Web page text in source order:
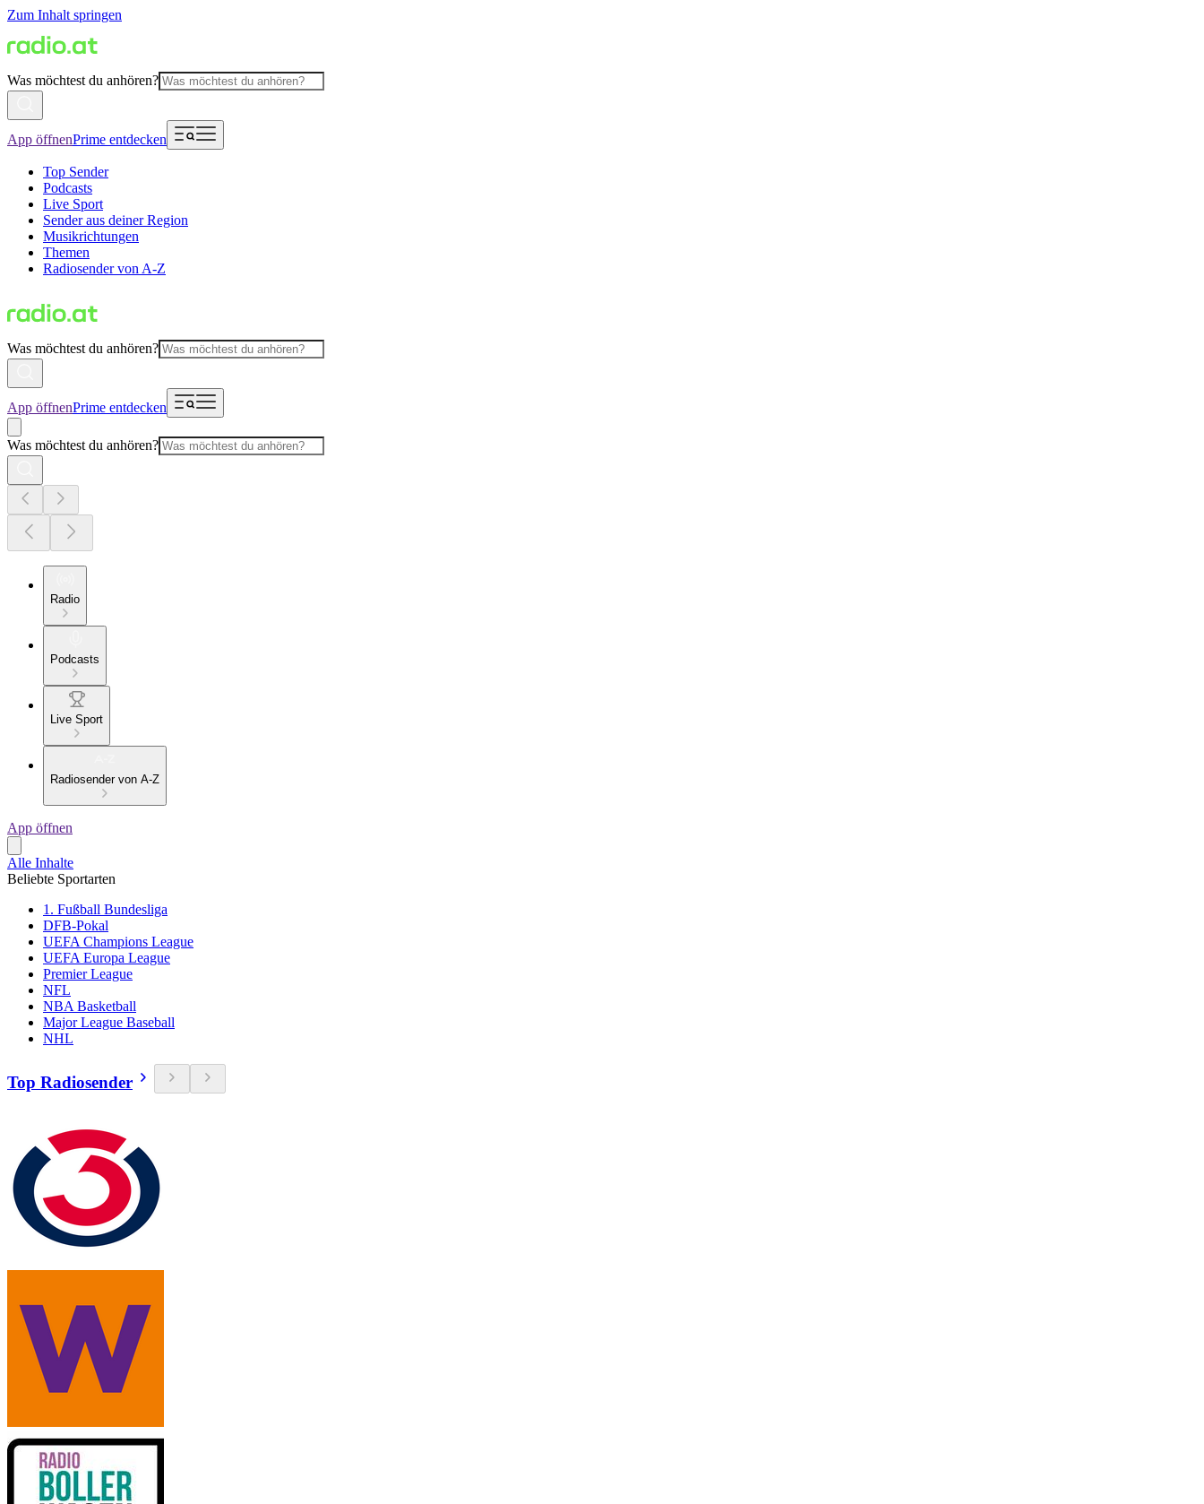
Zum Inhalt springen
Was möchtest du anhören?
App öffnenPrime entdecken
Top Sender
Podcasts
Live Sport
Sender aus deiner Region
Musikrichtungen
Themen
Radiosender von A-Z
Was möchtest du anhören?
App öffnenPrime entdecken
Was möchtest du anhören?
Radio
Podcasts
Live Sport
Radiosender von A-Z
App öffnen
Alle Inhalte
Beliebte Sportarten
1. Fußball Bundesliga
DFB-Pokal
UEFA Champions League
UEFA Europa League
Premier League
NFL
NBA Basketball
Major League Baseball
NHL
Top Radiosender